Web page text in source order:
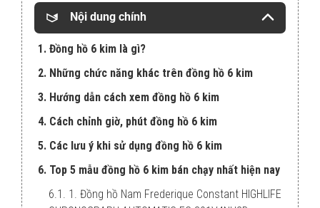
Nội dung chính
1. Đồng hồ 6 kim là gì?
2. Những chức năng khác trên đồng hồ 6 kim
3. Hướng dẫn cách xem đồng hồ 6 kim
4. Cách chỉnh giờ, phút đồng hồ 6 kim
5. Các lưu ý khi sử dụng đồng hồ 6 kim
6. Top 5 mẫu đồng hồ 6 kim bán chạy nhất hiện nay
6.1. 1. Đồng hồ Nam Frederique Constant HIGHLIFE